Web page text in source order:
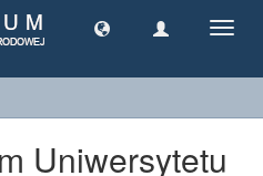
Uniwersytetu